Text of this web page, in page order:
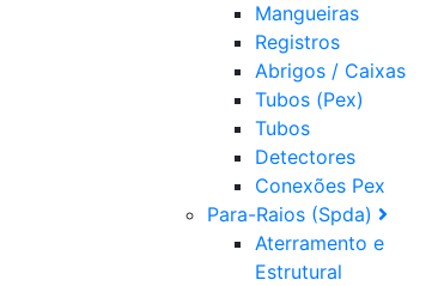
Mangueiras
Registros
Abrigos / Caixas
Tubos (Pex)
Tubos
Detectores
Conexões Pex
Para-Raios (Spda)
Aterramento e
Estrutural